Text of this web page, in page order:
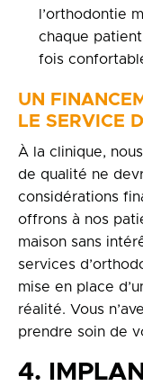
l’orthodontie
chaque
fois
UN
LE SERVICE
À la clinique,
de qualité ne
considérations
offrons à nos
maison sans
services
mise en place
réalité. Vous
prendre soin de
4.